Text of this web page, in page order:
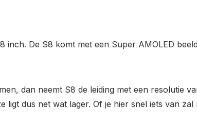
inch. De S8 komt met een Super AMOLED
dan neemt S8 de leiding met een resolutie
ligt dus net wat lager. Of je hier snel iets van